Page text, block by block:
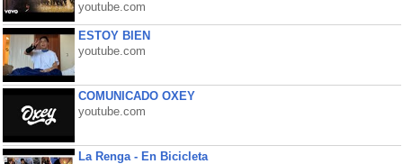
youtube.com
ESTOY BIEN
youtube.com
COMUNICADO OXEY
youtube.com
La Renga - En Bicicleta